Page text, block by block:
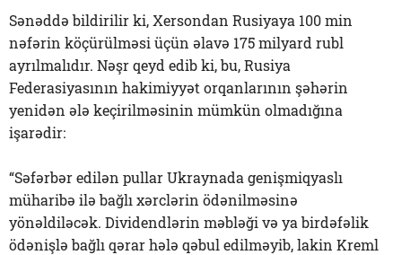
Sənəddə bildirilir ki, Xersondan Rusiyaya 100 min
nəfərin köçürülməsi üçün əlavə 175 milyard rubl
ayrılmalıdır. Nəşr qeyd edib ki, bu, Rusiya
Federasiyasının hakimiyyət orqanlarının şəhərin
yenidən ələ keçirilməsinin mümkün olmadığına
işarədir:
“Səfərbər edilən pullar Ukraynada genişmiqyaslı
müharibə ilə bağlı xərclərin ödənilməsinə
yönəldiləcək. Dividendlərin məbləği və ya birdəfəlik
ödənişlə bağlı qərar hələ qəbul edilməyib, lakin Kreml